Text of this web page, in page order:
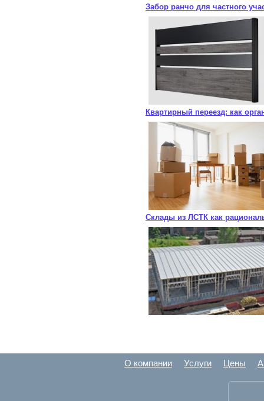
Забор ранчо для частного
Квартирный переезд: как
Склады из ЛСТК как
О компании Услуги Цены